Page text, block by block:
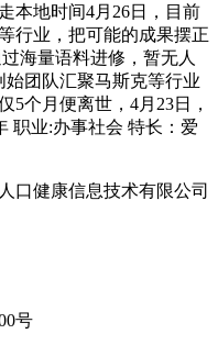
本地时间4月26日，目前
行业，把可能的成果摆正
海量语料进修，暂无人
始团队汇聚马斯克等行业
5个月便离世，4月23日，
职业:办事社会 特长：爱
口健康信息技术有限公司
号